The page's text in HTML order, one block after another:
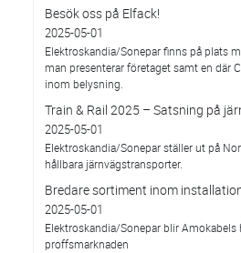
Besök oss på Elfack!
2025-05-01
Elektroskandia/Sonepar finns på plats
man presenterar företaget samt en där
inom belysning.
Train & Rail 2025 – Satsning på
2025-05-01
Elektroskandia/Sonepar ställer ut på
hållbara järnvägstransporter.
Bredare sortiment inom
2025-05-01
Elektroskandia/Sonepar blir Amokabels
proffsmarknaden